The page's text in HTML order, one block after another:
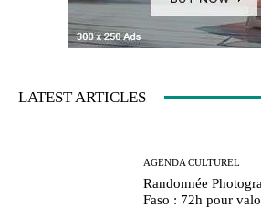
LATEST ARTICLES
AGENDA CULTUREL
Randonnée
Faso : 72h pour